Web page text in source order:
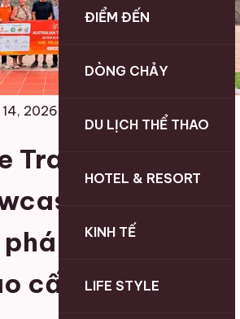
ĐIỂM ĐẾN
DÒNG CHẢY
DU LỊCH THỂ THAO
HOTEL & RESORT
KINH TẾ
LIFE STYLE
2026
Travel thực hiện
chiến
thị trường
cấp Australia